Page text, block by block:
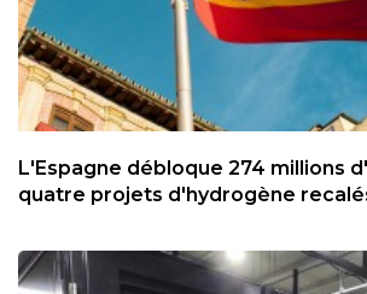
L'Espagne débloque 274 millions
quatre projets d'hydrogène